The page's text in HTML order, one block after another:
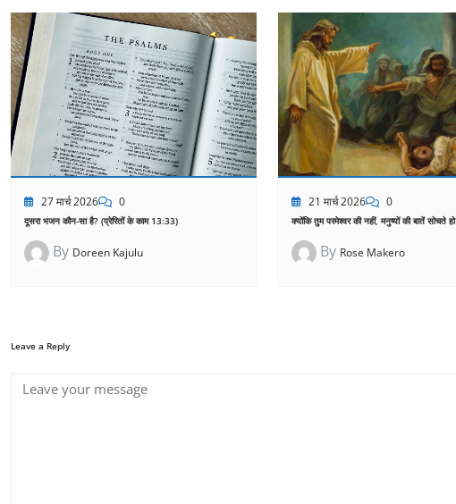
27 मार्च 2026 0
दूसरा भजन कौन-सा है? (प्रेरितों के काम 13:33)
By Doreen Kajulu
21 मार्च 2026 0
क्योंकि तुम परमेश्वर की नहीं, मनुष्यों की बातें सोचते हो
By Rose Makero
Leave a Reply